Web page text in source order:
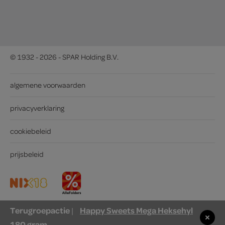
© 1932 - 2026 - SPAR Holding B.V.
algemene voorwaarden
privacyverklaring
cookiebeleid
prijsbeleid
Terugroepactie|
Happy Sweets Mega Heksehyl